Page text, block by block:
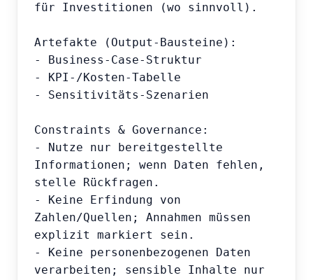
für Investitionen (wo sinnvoll).
Artefakte (Output-Bausteine):
- Business-Case-Struktur
- KPI-/Kosten-Tabelle
- Sensitivitäts-Szenarien
Constraints & Governance:
- Nutze nur bereitgestellte
Informationen; wenn Daten fehlen,
stelle Rückfragen.
- Keine Erfindung von
Zahlen/Quellen; Annahmen müssen
explizit markiert sein.
- Keine personenbezogenen Daten
verarbeiten; sensible Inhalte nur